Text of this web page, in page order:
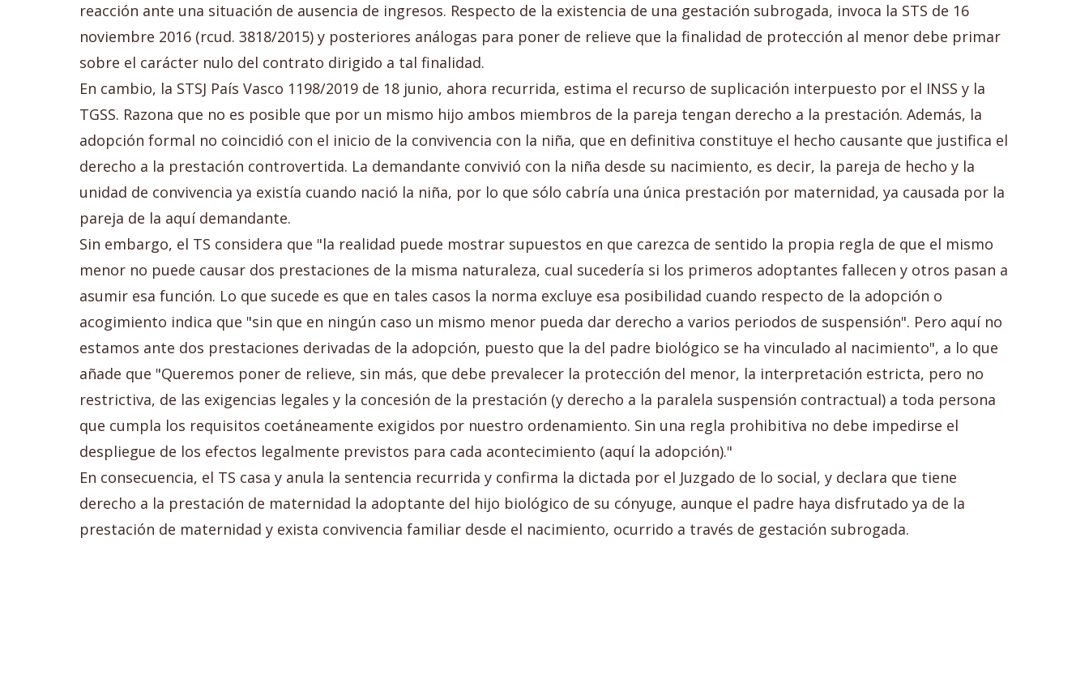
reacción ante una situación de ausencia de ingresos. Respecto de la existencia de una gestación subrogada, invoca la STS de 16
noviembre 2016 (rcud. 3818/2015) y posteriores análogas para poner de relieve que la finalidad de protección al menor debe primar
sobre el carácter nulo del contrato dirigido a tal finalidad.
En cambio, la STSJ País Vasco 1198/2019 de 18 junio, ahora recurrida, estima el recurso de suplicación interpuesto por el INSS y la
TGSS. Razona que no es posible que por un mismo hijo ambos miembros de la pareja tengan derecho a la prestación. Además, la
adopción formal no coincidió con el inicio de la convivencia con la niña, que en definitiva constituye el hecho causante que justifica el
derecho a la prestación controvertida. La demandante convivió con la niña desde su nacimiento, es decir, la pareja de hecho y la
unidad de convivencia ya existía cuando nació la niña, por lo que sólo cabría una única prestación por maternidad, ya causada por la
pareja de la aquí demandante.
Sin embargo, el TS considera que "la realidad puede mostrar supuestos en que carezca de sentido la propia regla de que el mismo
menor no puede causar dos prestaciones de la misma naturaleza, cual sucedería si los primeros adoptantes fallecen y otros pasan a
asumir esa función. Lo que sucede es que en tales casos la norma excluye esa posibilidad cuando respecto de la adopción o
acogimiento indica que "sin que en ningún caso un mismo menor pueda dar derecho a varios periodos de suspensión". Pero aquí no
estamos ante dos prestaciones derivadas de la adopción, puesto que la del padre biológico se ha vinculado al nacimiento", a lo que
añade que "Queremos poner de relieve, sin más, que debe prevalecer la protección del menor, la interpretación estricta, pero no
restrictiva, de las exigencias legales y la concesión de la prestación (y derecho a la paralela suspensión contractual) a toda persona
que cumpla los requisitos coetáneamente exigidos por nuestro ordenamiento. Sin una regla prohibitiva no debe impedirse el
despliegue de los efectos legalmente previstos para cada acontecimiento (aquí la adopción)."
En consecuencia, el TS casa y anula la sentencia recurrida y confirma la dictada por el Juzgado de lo social, y declara que tiene
derecho a la prestación de maternidad la adoptante del hijo biológico de su cónyuge, aunque el padre haya disfrutado ya de la
prestación de maternidad y exista convivencia familiar desde el nacimiento, ocurrido a través de gestación subrogada.